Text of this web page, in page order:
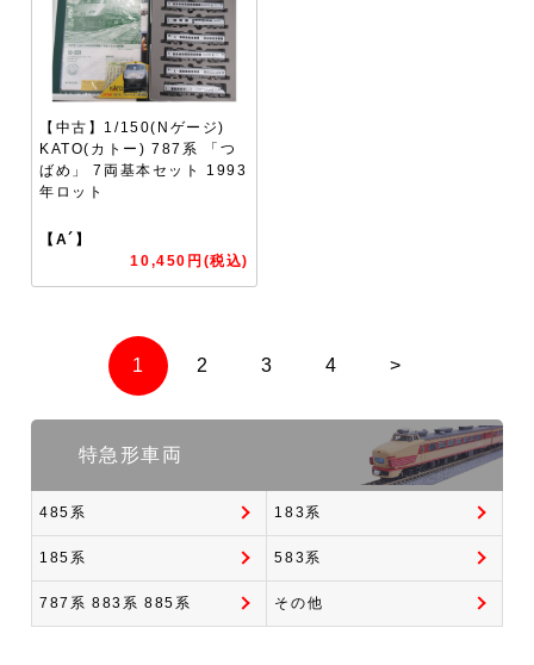
【中古】1/150(Nゲージ)
KATO(カトー) 787系 「つ
ばめ」 7両基本セット 1993
年ロット
【A´】
10,450円(税込)
1 2 3 4 >
特急形車両
485系 183系
185系 583系
787系 883系 885系 その他